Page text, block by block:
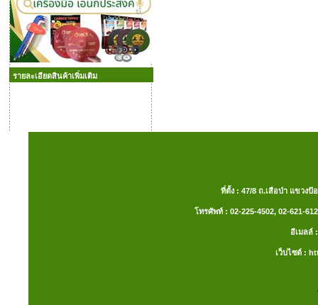
รายละเอียดสินค้าเพิ่มเติม
ที่ตั้ง : 47/8 ถ.เสือป่า แขวงป้
โทรศัพท์ : 02-225-4502, 02-621-
อีเมลล์
เว็บไซต์ :